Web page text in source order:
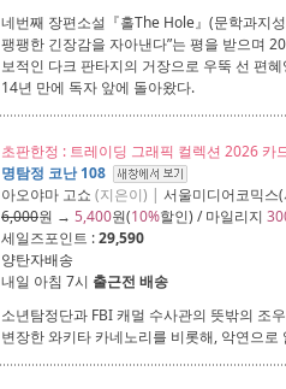
네번째 장편소설『홀The Hole』(문학과지
팽팽한 긴장감을 자아낸다”는 평을 받으며
보적인 다크 판타지의 거장으로 우뚝 선 편
14년 만에 독자 앞에 돌아왔다.
초판한정 : 트레이딩 그래픽 컬렉션 2026 카
명탐정 코난 108
아오야마 고쇼 (지은이) | 서울미디어코믹스
6,000원 → 5,400원(10%할인) / 마일리지
세일즈포인트 :29,590
양탄자배송
내일 아침 7시 출근전 배송
소년탐정단과 FBI 캐멀 수사관의 뜻밖의 조
변장한 와키타 카네노리를 비롯해, 악연으